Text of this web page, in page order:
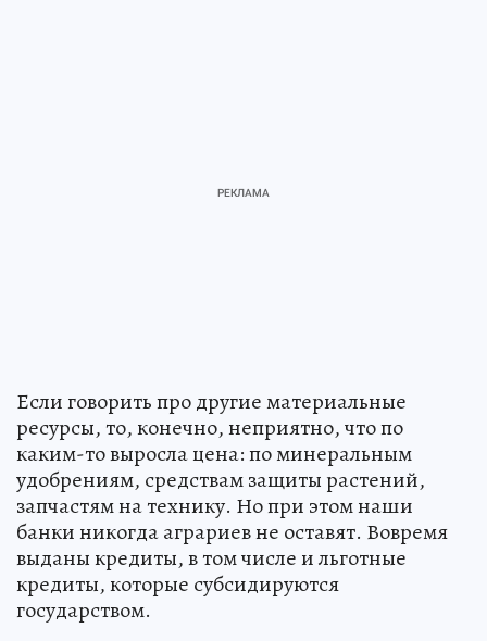
Если говорить про другие материальные
ресурсы, то, конечно, неприятно, что по
каким-то выросла цена: по минеральным
удобрениям, средствам защиты растений,
запчастям на технику. Но при этом наши
банки никогда аграриев не оставят. Вовремя
выданы кредиты, в том числе и льготные
кредиты, которые субсидируются
государством.